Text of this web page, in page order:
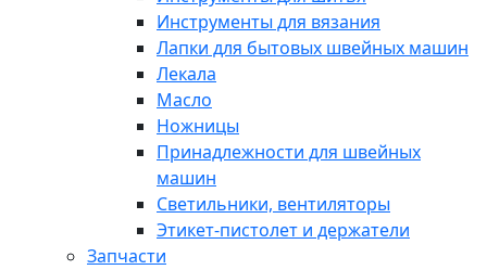
Инструменты для вязания
Лапки для бытовых швейных машин
Лекала
Масло
Ножницы
Принадлежности для швейных
машин
Светильники, вентиляторы
Этикет-пистолет и держатели
Запчасти